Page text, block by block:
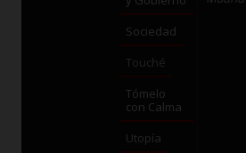
Sociedad
Touché
Tómelo
con Calma
Utopía